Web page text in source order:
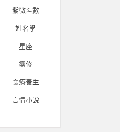
紫微斗數
姓名學
星座
靈修
食療養生
言情小說